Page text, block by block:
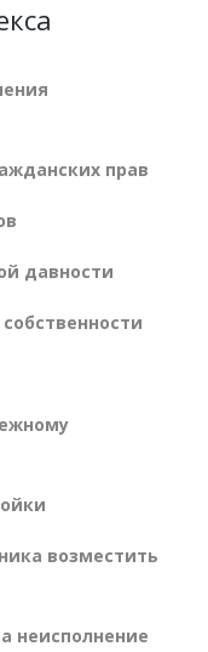
прав
давности
возместить
неисполнение